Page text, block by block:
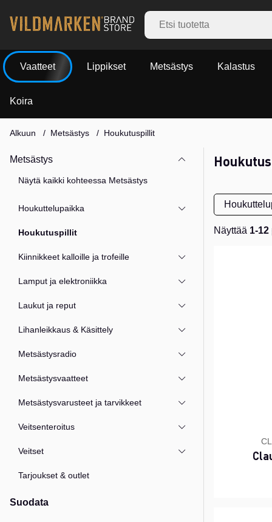
Vaatteet Lippikset Metsästys Kalastus
Koira
Alkuun Metsästys Houkutuspillit
Metsästys
Näytä kaikki kohteessa Metsästys
Houkuttelupaikka
Houkutuspillit
Kiinnikkeet kalloille ja trofeille
Lamput ja elektroniikka
Laukut ja reput
Lihanleikkaus & Käsittely
Metsästysradio
Metsästysvaatteet
Metsästysvarusteet ja tarvikkeet
Veitsenteroitus
Veitset
Tarjoukset & outlet
Suodata
Näyttää 1-12